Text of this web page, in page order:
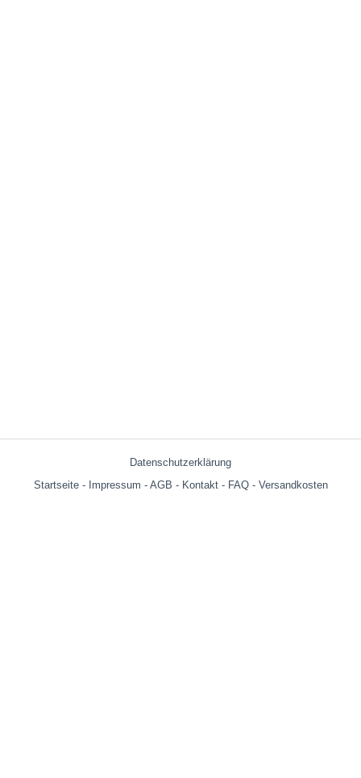
Datenschutzerklärung
Startseite- Impressum - AGB - Kontakt- FAQ- Versandkosten